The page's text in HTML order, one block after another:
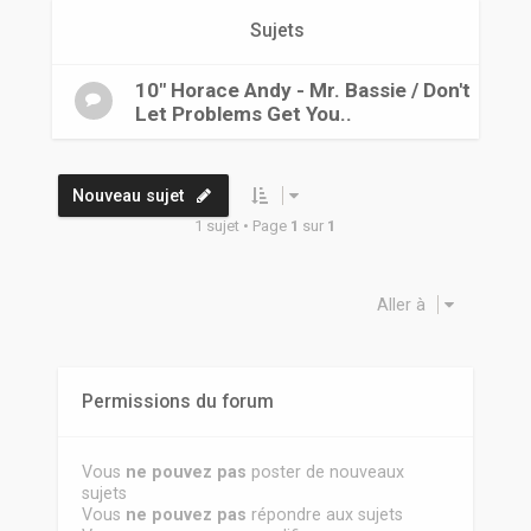
Sujets
10" Horace Andy - Mr. Bassie / Don't
Let Problems Get You..
Nouveau sujet
1 sujet • Page 1 sur 1
Aller à
Permissions du forum
Vous ne pouvez pas poster de nouveaux
sujets
Vous ne pouvez pas répondre aux sujets